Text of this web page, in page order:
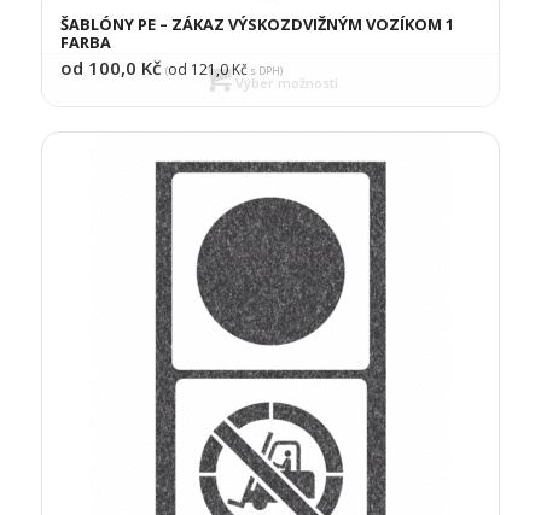
ŠABLÓNY PE – ZÁKAZ VÝSKOZDVIŽNÝM VOZÍKOM 1
FARBA
od 100,0 Kč (od 121,0Kčs DPH)
Výber možností